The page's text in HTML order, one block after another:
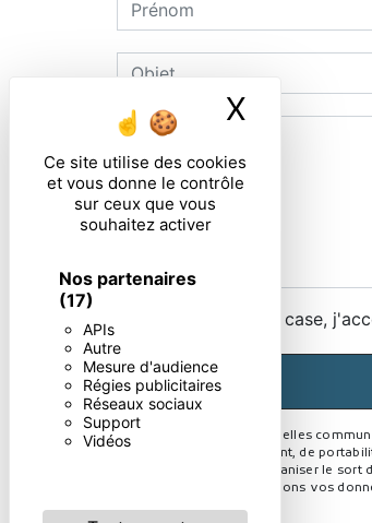
Ce site utilise des cookies
et vous donne le contrôle
sur ceux que vous
souhaitez activer
Nos partenaires
(17)
APIs
Autre
Mesure d'audience
Régies publicitaires
Réseaux sociaux
Support
Vidéos
X
En cochant cette case,
** Les données personnelles
rectification, d’effacement, de
contrôle, ainsi que d’organiser le
demandé. Nous conservons vos